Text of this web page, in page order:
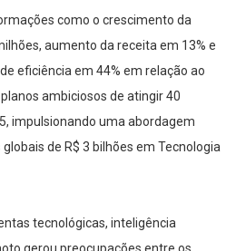
como o crescimento da
aumento da receita em 13% e
eficiência em 44% em relação ao
ambiciosos de atingir 40
impulsionando uma abordagem
de R$ 3 bilhões em Tecnologia
tecnológicas, inteligência